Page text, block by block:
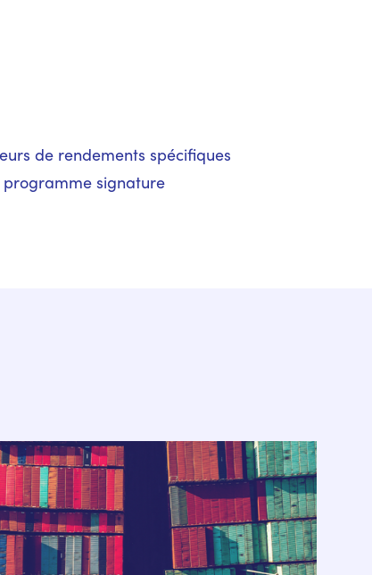
de rendements spécifiques
programme signature